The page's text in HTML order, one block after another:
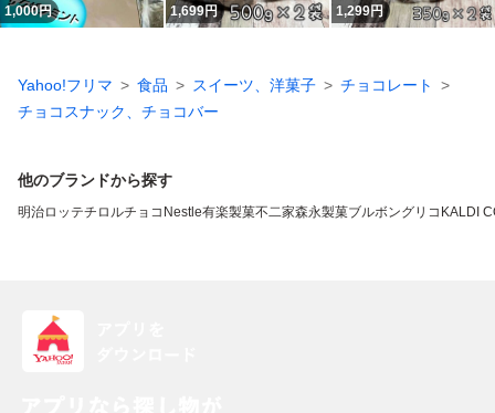
1,000円 1,699円 1,299円
Yahoo!フリマ 食品 スイーツ、洋菓子
チョコレート
チョコスナック、チョコバー
他のブランドから探す
明治ロッテチロルチョコ Nestle有楽製菓不二家森永製菓ブルボングリコ KALDI